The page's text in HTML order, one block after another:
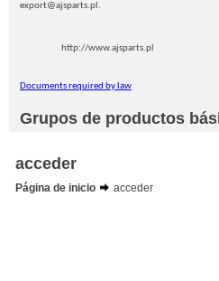
export@ajsparts.pl.
http://www.ajsparts.pl
Documents required by law
Grupos de productos
acceder
Página de inicio
acceder